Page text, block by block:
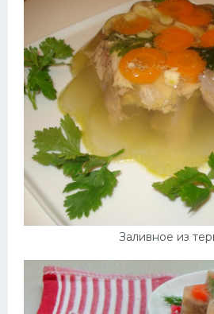
Заливное из